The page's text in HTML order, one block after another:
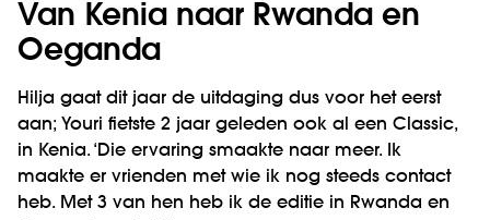
Van Kenia naar Rwanda en
Oeganda
Hilja gaat dit jaar de uitdaging dus voor het eerst
aan; Youri fietste 2 jaar geleden ook al een Classic,
in Kenia. ‘Die ervaring smaakte naar meer. Ik
maakte er vrienden met wie ik nog steeds contact
heb. Met 3 van hen heb ik de editie in Rwanda en